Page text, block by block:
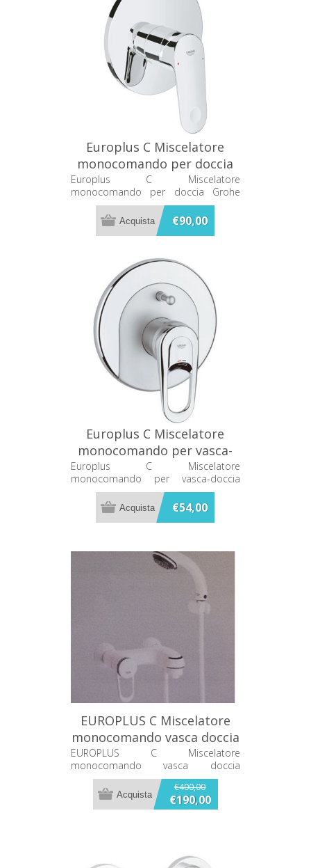
Europlus C Miscelatore
monocomando per doccia
Grohe 19537002
Europlus C Miscelatore
monocomando per doccia Grohe
19537002
€90,00
Europlus C Miscelatore
monocomando per vasca-
doccia SOLO PARTE
ESTERNA 19536000
Europlus C Miscelatore
monocomando per vasca-doccia
SOLO PARTE ESTERNA 19536000
€54,00
EUROPLUS C Miscelatore
monocomando vasca doccia
33471L00
EUROPLUS C Miscelatore
monocomando vasca doccia
33471L00 CON DOTAZIONE DOCCIA E
FLESSIBILE COLORE BIANCO
€400,00
€190,00